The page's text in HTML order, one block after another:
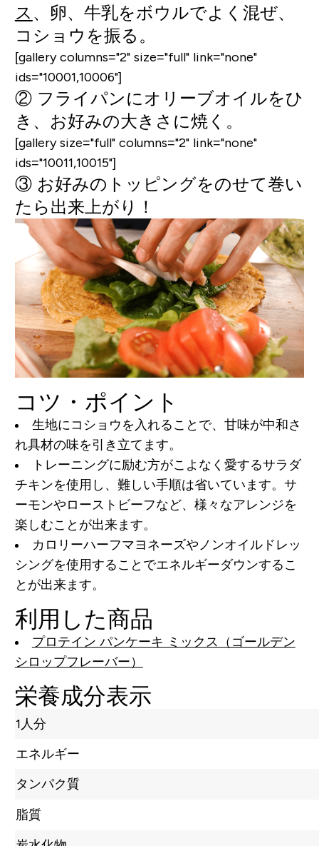
ス 、卵、牛乳をボウルでよく混ぜ、
コショウを振る。
[gallery columns="2" size="full" link="none"
ids="10001,10006"]
② フライパンにオリーブオイルをひ
き、お好みの大きさに焼く。
[gallery size="full" columns="2" link="none"
ids="10011,10015"]
③ お好みのトッピングをのせて巻い
たら出来上がり！
コツ・ポイント
生地にコショウを入れることで、甘味が中和さ
れ具材の味を引き立てます。
トレーニングに励む方がこよなく愛するサラダ
チキンを使用し、難しい手順は省いています。サ
ーモンやローストビーフなど、様々なアレンジを
楽しむことが出来ます。
カロリーハーフマヨネーズやノンオイルドレッ
シングを使用することでエネルギーダウンするこ
とが出来ます。
利用した商品
プロテイン パンケーキ ミックス（ゴールデン
シロップフレーバー）
栄養成分表示
1人分
エネルギー
タンパク質
脂質